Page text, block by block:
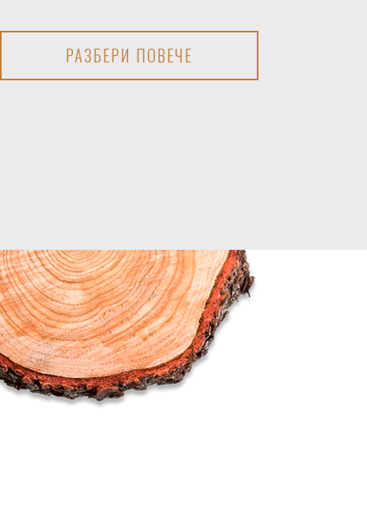
РАЗБЕРИ ПОВЕЧЕ